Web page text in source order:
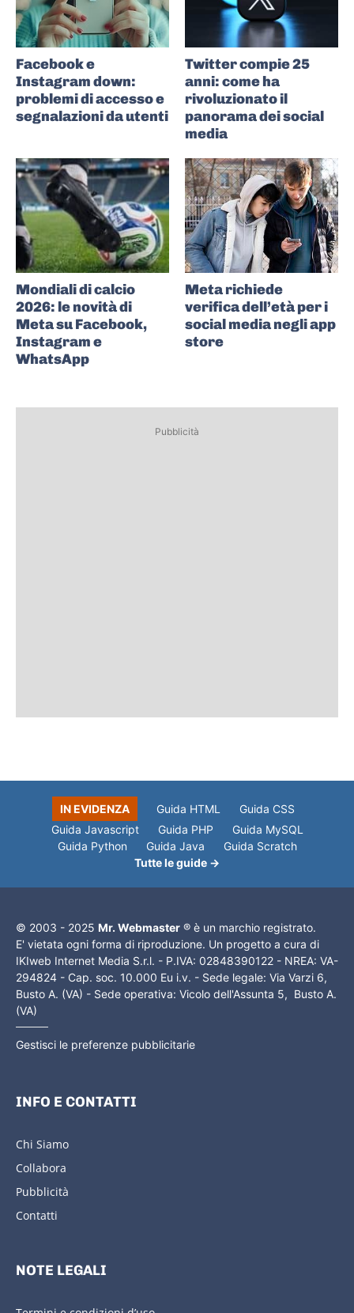
Facebook e
Instagram down:
problemi di accesso e
segnalazioni da utenti
Twitter compie 25
anni: come ha
rivoluzionato il
panorama dei social
media
Mondiali di calcio
2026: le novità di
Meta su Facebook,
Instagram e
WhatsApp
Meta richiede
verifica dell’età per i
social media negli app
store
Pubblicità
IN EVIDENZA Guida HTML
Guida CSS
Guida Javascript
Guida PHP
Guida MySQL
Guida Python
Guida Java
Guida Scratch
Tutte le guide →
© 2003 - 2025 Mr. Webmaster ® è un marchio registrato.
E' vietata ogni forma di riproduzione. Un progetto a cura di
IKIweb Internet Media S.r.l. - P.IVA: 02848390122 - NREA: VA-
294824 - Cap. soc. 10.000 Eu i.v. - Sede legale: Via Varzi 6,
Busto A. (VA) - Sede operativa: Vicolo dell'Assunta 5, Busto A.
(VA)
Gestisci le preferenze pubblicitarie
INFO E CONTATTI
Chi Siamo
Collabora
Pubblicità
Contatti
NOTE LEGALI